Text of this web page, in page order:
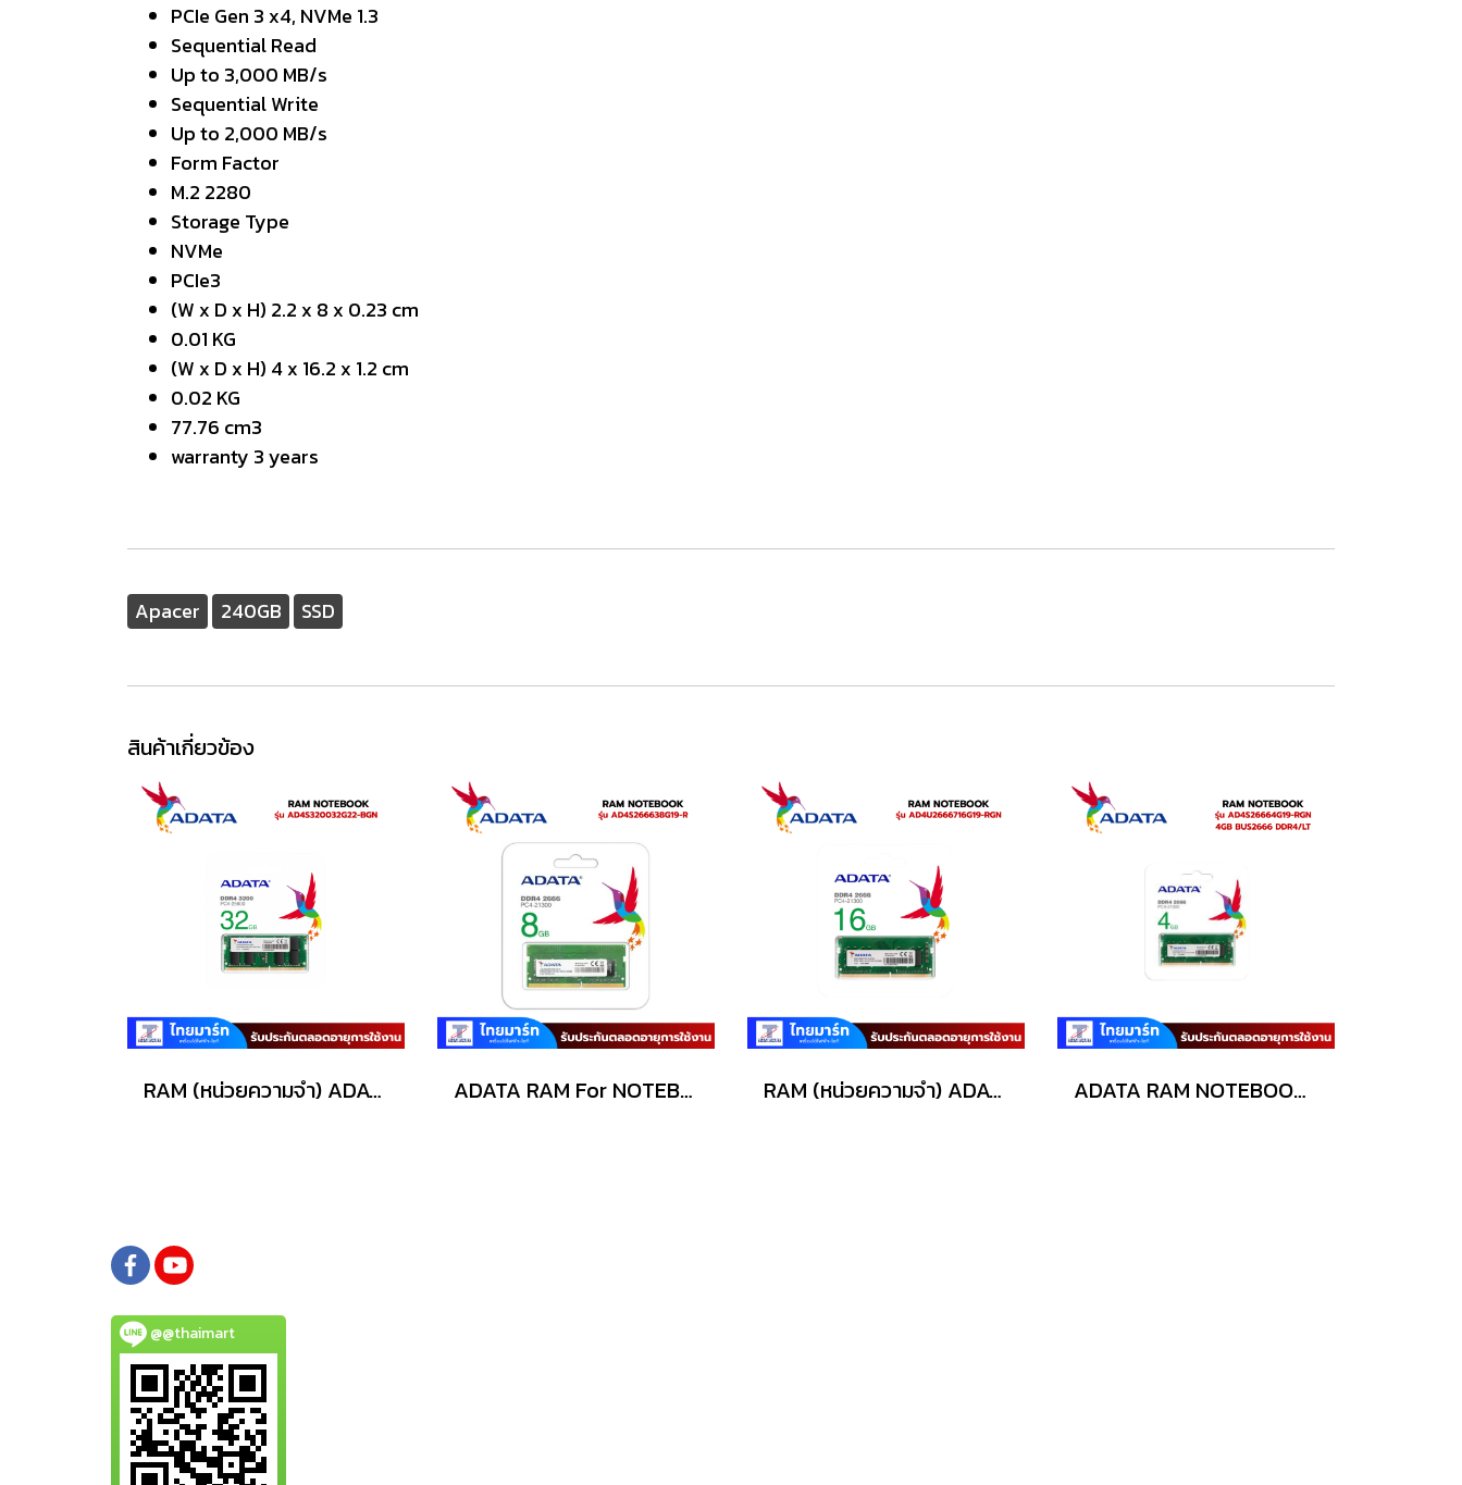
PCIe Gen 3 x4, NVMe 1.3
Sequential Read
Up to 3,000 MB/s
Sequential Write
Up to 2,000 MB/s
Form Factor
M.2 2280
Storage Type
NVMe
PCIe3
(W x D x H) 2.2 x 8 x 0.23 cm
0.01 KG
(W x D x H) 4 x 16.2 x 1.2 cm
0.02 KG
77.76 cm3
warranty 3 years
Apacer 240GB SSD
สินค้าเกี่ยวข้อง
RAM (หน่วยความจำ) ADATA AD4S320032G22-BGN 32GB DDR4-3200/PC4-25600 SODIMM ADATA RAM For NOTEBOOK(แรมโน้ตบุ๊ค) รุ่น (AD4S266638G19-R) SODIMM DDR4-8GB/Buss 2666MHz RAM (หน่วยความจำ) ADATA PREMIER (AD4U2666716G19-RGN) 16GB (16GBx1) DDR4 2666MHz ADATA RAM NOTEBOOK AD4S26664G19-RGN 4GB BUS2666 DDR4/LT
@@thaimart